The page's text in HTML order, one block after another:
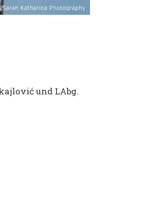
und LAbg.